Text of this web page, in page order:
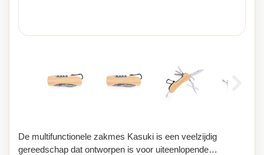
De multifunctionele zakmes Kasuki is een veelzijdig
gereedschap dat ontworpen is voor uiteenlopende